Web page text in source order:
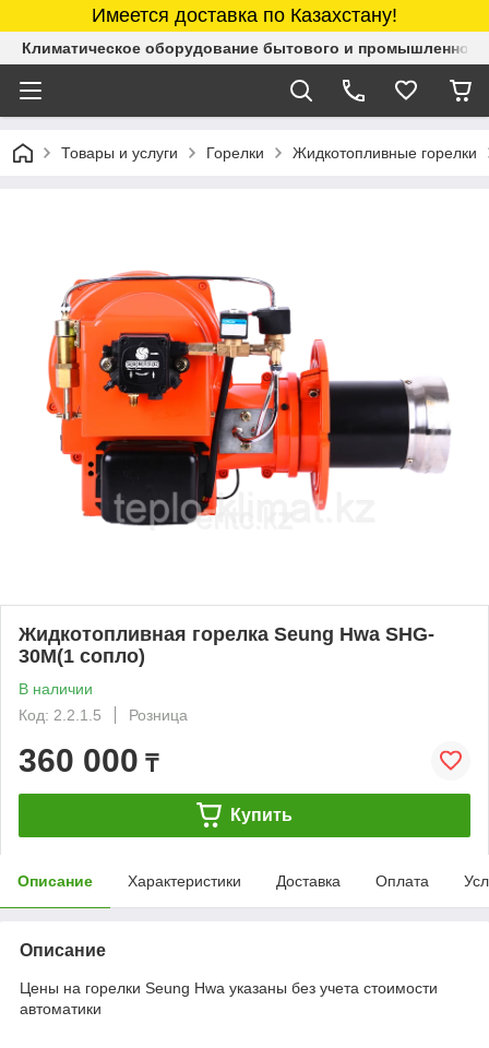
Имеется доставка по Казахстану!
Климатическое оборудование бытового и промышленного
Товары и услуги Горелки Жидкотопливные горелки
Жидкотопливная горелка Seung Hwa SHG-
30M(1 сопло)
В наличии
Код: 2.2.1.5
Розница
360 000 ₸
Купить
Описание Характеристики Доставка Оплата
Описание
Цены на горелки Seung Hwa указаны без учета стоимости
автоматики